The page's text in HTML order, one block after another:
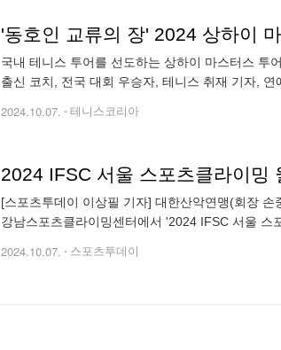
'동호인 교류의 장' 2024 상하이
국내 테니스 투어를 선도하는 상하이 마스터스 투
출신 코치, 전국 대회 우승자, 테니스 취재 기자,
2024.10.07. 테니스코리아
2024 IFSC 서울 스포츠클라이
[스포츠투데이 이상필 기자] 대한산악연맹(회장
강남스포츠클라이밍센터에서 '2024 IFSC 서울 스
2024.10.07. 스포츠투데이